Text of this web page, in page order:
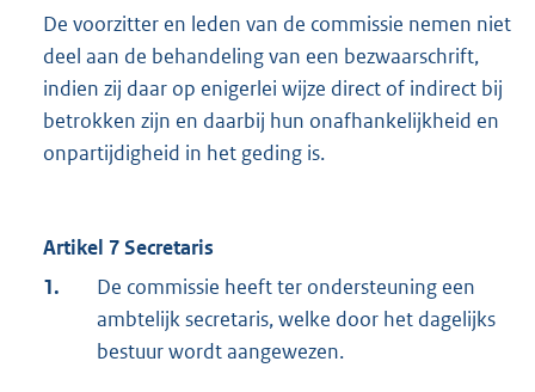
De voorzitter en leden van de commissie nemen niet
deel aan de behandeling van een bezwaarschrift,
indien zij daar op enigerlei wijze direct of indirect bij
betrokken zijn en daarbij hun onafhankelijkheid en
onpartijdigheid in het geding is.
Artikel 7 Secretaris
1.
De commissie heeft ter ondersteuning een
ambtelijk secretaris, welke door het dagelijks
bestuur wordt aangewezen.